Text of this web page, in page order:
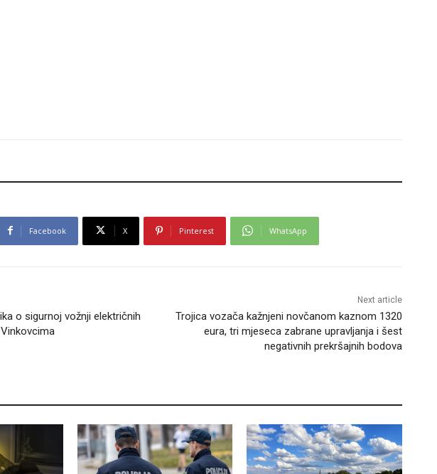
Facebook X Pinterest WhatsApp
o sigurnoj vožnji električnih
Next article
Trojica vozača kažnjeni novčanom kaznom 1320
eura, tri mjeseca zabrane upravljanja i šest
negativnih prekršajnih bodova